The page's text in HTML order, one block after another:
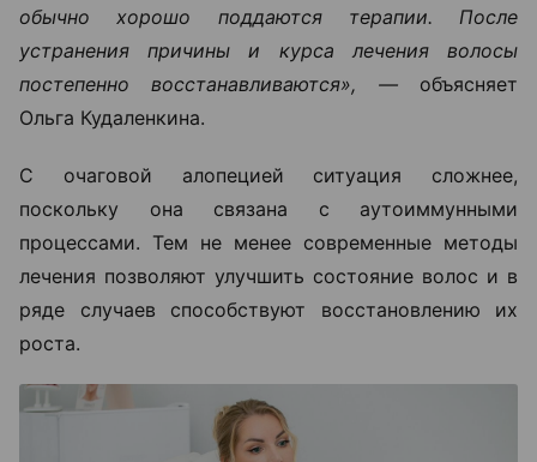
обычно хорошо поддаются терапии. После
устранения причины и курса лечения волосы
постепенно восстанавливаются», —объясняет
Ольга Кудаленкина.
С очаговой алопецией ситуация сложнее,
поскольку она связана с аутоиммунными
процессами. Тем не менее современные методы
лечения позволяют улучшить состояние волос и в
ряде случаев способствуют восстановлению их
роста.